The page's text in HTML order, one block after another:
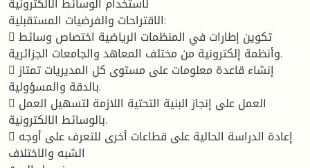
الاقتراحات والفرضيات المستقبلية:
 تكوين إطارات في المنظمات الرياضية اختصاص وسائط
وأنظمة إلكترونية من مختلف المعاهد والجامعات الجزائرية.
 إنشاء قاعدة معلومات على مستوى كل المديريات تمتاز
بالدقة والمسؤولية.
 العمل على إنجاز البنية التحتية اللازمة لتسهيل العمل
بالوسائط الالكترونية.
 إعادة الدراسة الحالية على قطاعات أخرى للتعرف على أوجه
الشبه والاختلاف